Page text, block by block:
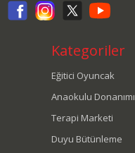
Kategoriler
Eğitici Oyuncak
Anaokulu Donanımı
Terapi Marketi
Duyu Bütünleme